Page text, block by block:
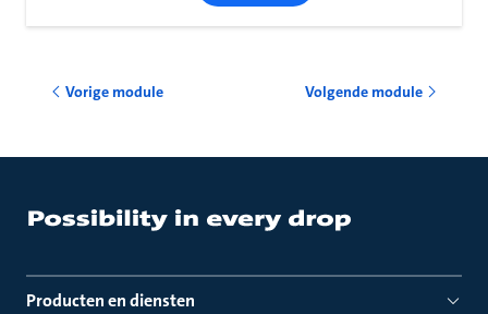
Vorige module Volgende module
Producten en diensten